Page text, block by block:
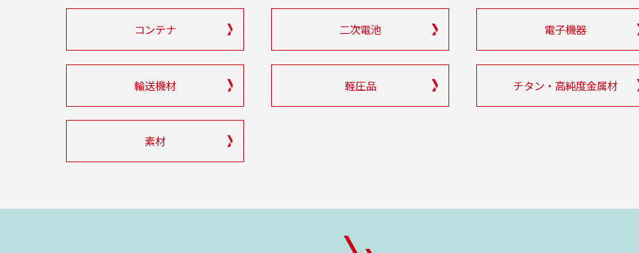
コンテナ 二次電池 電子機器
輸送機材 軽圧品 チタン・高純度金属材
素材